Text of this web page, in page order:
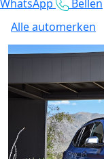
WhatsApp
Bellen
Alle automerken